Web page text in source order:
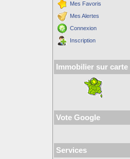
Mes Favoris
Mes Alertes
Connexion
Inscription
Immobilier sur carte
Vote Google
Services